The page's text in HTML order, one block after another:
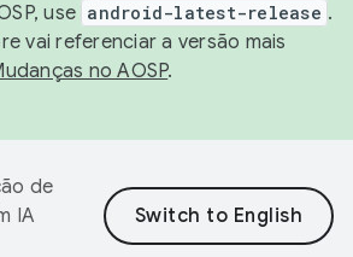
use android-latest-release .
vai referenciar a versão mais
no AOSP.
de
IA